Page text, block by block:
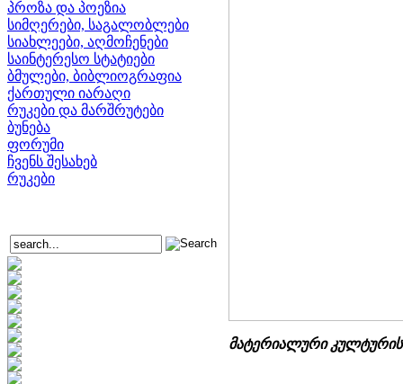
პროზა და პოეზია
სიმღერები, საგალობლები
სიახლეები, აღმოჩენები
საინტერესო სტატიები
ბმულები, ბიბლიოგრაფია
ქართული იარაღი
რუკები და მარშრუტები
ბუნება
ფორუმი
ჩვენს შესახებ
რუკები
მატერიალური კულტურის